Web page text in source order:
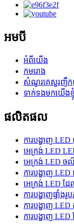
អមបី
អំពីយើង
កមរោង
សំណួរគេសួរញឹក
ទាក់ទងមកយើងខ្ញុំ
ផលិតផល
ការបង្ហាញ
អេក្រង់ LED
អេក្រង់ LED ច
ការបង្ហាញ LED
អេក្រង់ LED ដ
ការបង្ហាញផ្ទាំង
ការបង្ហាញ
ការបង្ហាញ LED